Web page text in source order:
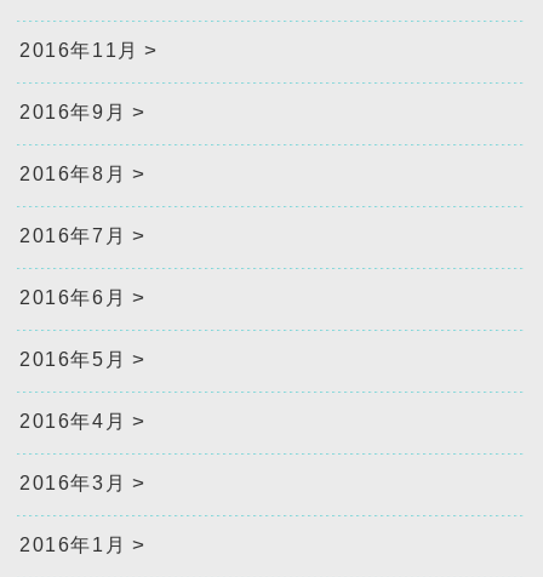
2016年11月
2016年9月
2016年8月
2016年7月
2016年6月
2016年5月
2016年4月
2016年3月
2016年1月